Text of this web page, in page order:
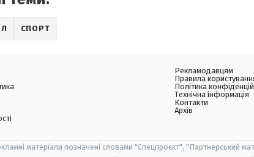
СПОРТ
Рекламодавцям
Правила
Політика
Технічна інформація
Контакти
Архів
матеріали позначені словами "Спецпроєкт", "Партнерський